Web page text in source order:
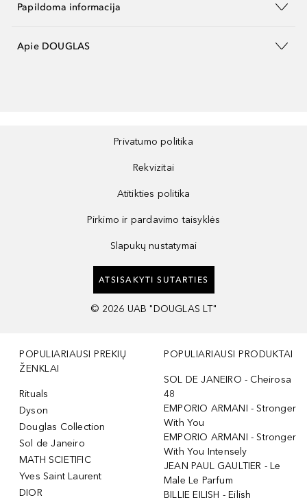
Papildoma informacija
Apie DOUGLAS
Privatumo politika
Rekvizitai
Atitikties politika
Pirkimo ir pardavimo taisyklės
Slapukų nustatymai
ATSISAKYTI SUTARTIES
© 2026 UAB "DOUGLAS LT"
POPULIARIAUSI PREKIŲ
ŽENKLAI
Rituals
Dyson
Douglas Collection
Sol de Janeiro
MATH SCIETIFIC
Yves Saint Laurent
DIOR
POPULIARIAUSI PRODUKTAI
SOL DE JANEIRO - Cheirosa
48
EMPORIO ARMANI - Stronger
With You
EMPORIO ARMANI - Stronger
With You Intensely
JEAN PAUL GAULTIER - Le
Male Le Parfum
BILLIE EILISH - Eilish